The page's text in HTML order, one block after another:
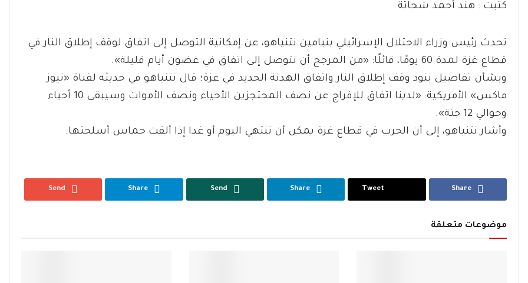
كتبت : هند أحمد شحاتة
تحدث رئيس وزراء الاحتلال الإسرائيلي بنيامين نتنياهو، عن إمكانية التوصل إلى اتفاق لوقف إطلاق النار في
قطاع غزة لمدة 60 يومًا، قائلًا: «من المرجح أن نتوصل إلى اتفاق في غضون أيام قليلة».
وبشأن تفاصيل بنود وقف إطلاق النار واتفاق الهدنة الجديد في غزة؛ قال نتنياهو في حديثه لقناة «نيوز
ماكس» الأمريكية: «لدينا اتفاق للإفراج عن نصف المحتجزين الأحياء ونصف الأموات وسيبقى 10 أحياء
وحوالي 12 جثة».
وأشار نتنياهو، إلى أن الحرب في قطاع غزة يمكن أن تنتهي اليوم أو غدا إذا ألقت حماس أسلحتها.
Share
Tweet
Share
Send
Share
Send
موضوعات متعلقة